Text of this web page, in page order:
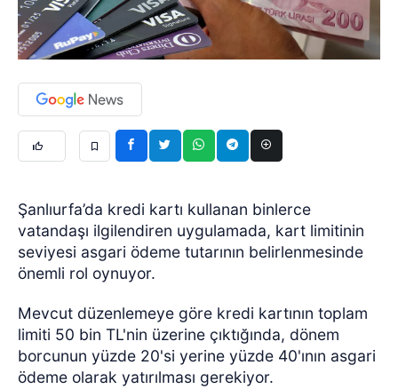
Şanlıurfa’da kredi kartı kullanan binlerce
vatandaşı ilgilendiren uygulamada, kart limitinin
seviyesi asgari ödeme tutarının belirlenmesinde
önemli rol oynuyor.
Mevcut düzenlemeye göre kredi kartının toplam
limiti 50 bin TL'nin üzerine çıktığında, dönem
borcunun yüzde 20'si yerine yüzde 40'ının asgari
ödeme olarak yatırılması gerekiyor.